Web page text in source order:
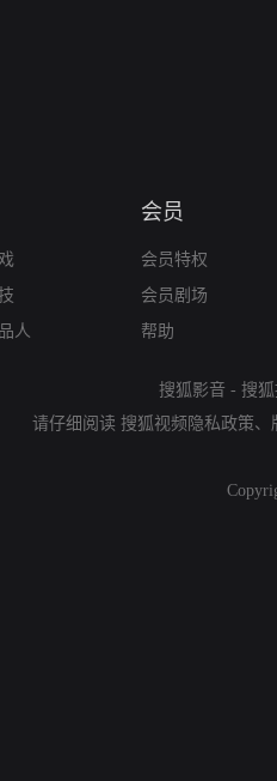
人
会员
会员特权
会员剧场
帮助
搜狐影音 - 搜
请仔细阅读 搜狐视频隐私政策、